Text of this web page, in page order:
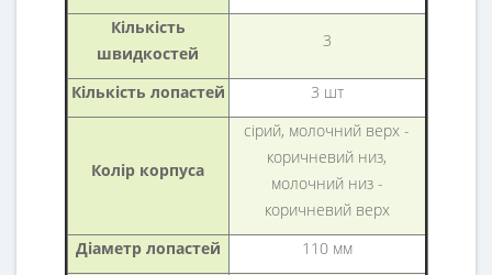
Кількість
швидкостей
3
Кількість лопастей 3 шт
Колір корпуса
сірий, молочний верх -
коричневий низ,
молочний низ -
коричневий верх
Діаметр лопастей
110 мм